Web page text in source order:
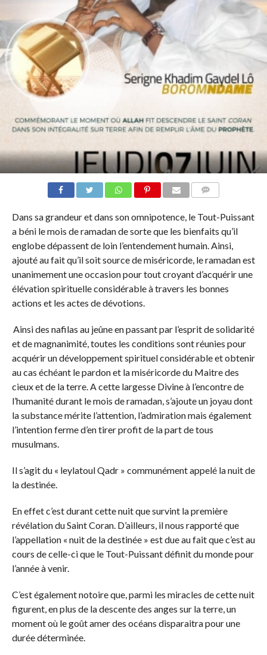
Dans sa grandeur et dans son omnipotence, le Tout-Puissant
a béni le mois de ramadan de sorte que les bienfaits qu’il
englobe dépassent de loin l’entendement humain. Ainsi,
ajouté au fait qu’il soit source de miséricorde, le ramadan est
unanimement une occasion pour tout croyant d’acquérir une
élévation spirituelle considérable à travers les bonnes
actions et les actes de dévotions.
Ainsi des nafilas au jeûne en passant par l’esprit de solidarité
et de magnanimité, toutes les conditions sont réunies pour
acquérir un développement spirituel considérable et obtenir
au cas échéant le pardon et la miséricorde du Maitre des
cieux et de la terre. A cette largesse Divine à l’encontre de
l’humanité durant le mois de ramadan, s’ajoute un joyau dont
la substance mérite l’attention, l’admiration mais également
l’intention ferme d’en tirer profit de la part de tous
musulmans.
Il s’agit du « leylatoul Qadr » communément appelé la nuit de
la destinée.
En effet c’est durant cette nuit que survint la première
révélation du Saint Coran. D’ailleurs, il nous rapporté que
l’appellation « nuit de la destinée » est due au fait que c’est au
cours de celle-ci que le Tout-Puissant définit du monde pour
l’année à venir.
C’est également notoire que, parmi les miracles de cette nuit
figurent, en plus de la descente des anges sur la terre, un
moment où le goût amer des océans disparaitra pour une
durée déterminée.